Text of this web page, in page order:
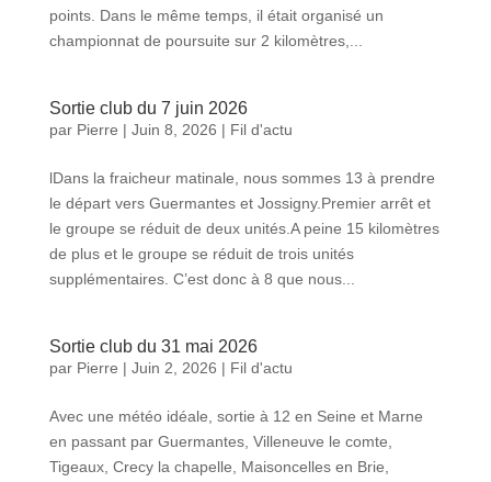
points. Dans le même temps, il était organisé un
championnat de poursuite sur 2 kilomètres,...
Sortie club du 7 juin 2026
par Pierre | Juin 8, 2026 | Fil d'actu
lDans la fraicheur matinale, nous sommes 13 à prendre
le départ vers Guermantes et Jossigny.Premier arrêt et
le groupe se réduit de deux unités.A peine 15 kilomètres
de plus et le groupe se réduit de trois unités
supplémentaires. C’est donc à 8 que nous...
Sortie club du 31 mai 2026
par Pierre | Juin 2, 2026 | Fil d'actu
Avec une météo idéale, sortie à 12 en Seine et Marne
en passant par Guermantes, Villeneuve le comte,
Tigeaux, Crecy la chapelle, Maisoncelles en Brie,